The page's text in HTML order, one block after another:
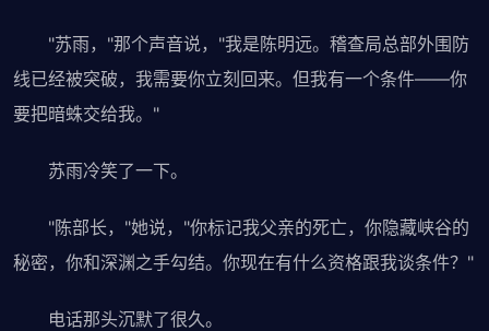
"苏雨，"那个声音说，"我是陈明远。稽查局总部外围防
线已经被突破，我需要你立刻回来。但我有一个条件——你
要把暗蛛交给我。"
苏雨冷笑了一下。
"陈部长，"她说，"你标记我父亲的死亡，你隐藏峡谷的
秘密，你和深渊之手勾结。你现在有什么资格跟我谈条件？"
电话那头沉默了很久。